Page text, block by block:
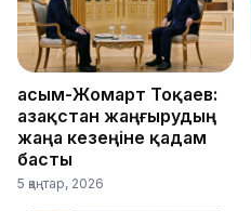
Қасым-Жомарт Тоқаев:
Қазақстан жаңғырудың
жаңа кезеңіне қадам
басты
5 қаңтар, 2026